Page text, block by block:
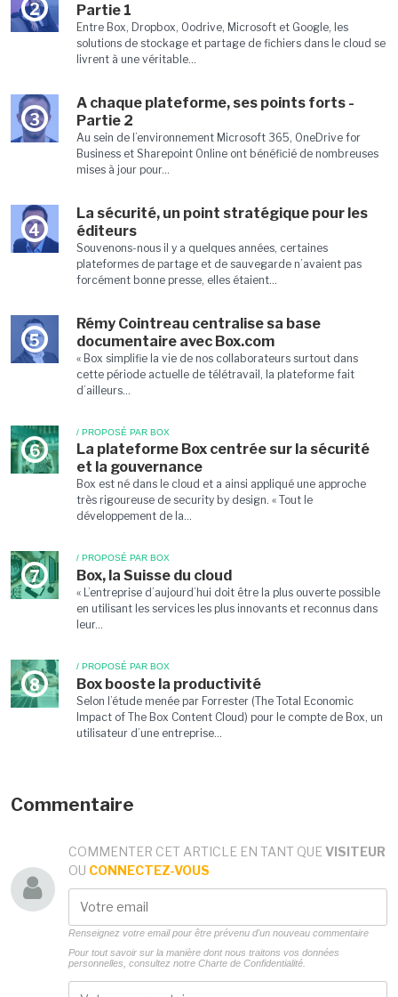
2
Partie 1
Entre Box, Dropbox, Oodrive, Microsoft et Google, les
solutions de stockage et partage de fichiers dans le cloud se
livrent à une véritable...
3
A chaque plateforme, ses points forts -
Partie 2
Au sein de l’environnement Microsoft 365, OneDrive for
Business et Sharepoint Online ont bénéficié de nombreuses
mises à jour pour...
4
La sécurité, un point stratégique pour les
éditeurs
Souvenons-nous il y a quelques années, certaines
plateformes de partage et de sauvegarde n’avaient pas
forcément bonne presse, elles étaient...
5
Rémy Cointreau centralise sa base
documentaire avec Box.com
« Box simplifie la vie de nos collaborateurs surtout dans
cette période actuelle de télétravail, la plateforme fait
d’ailleurs...
6
/ PROPOSÉ PAR BOX
La plateforme Box centrée sur la sécurité
et la gouvernance
Box est né dans le cloud et a ainsi appliqué une approche
très rigoureuse de security by design. « Tout le
développement de la...
7
/ PROPOSÉ PAR BOX
Box, la Suisse du cloud
« L’entreprise d’aujourd’hui doit être la plus ouverte possible
en utilisant les services les plus innovants et reconnus dans
leur...
8
/ PROPOSÉ PAR BOX
Box booste la productivité
Selon l’étude menée par Forrester (The Total Economic
Impact of The Box Content Cloud) pour le compte de Box, un
utilisateur d’une entreprise...
Commentaire
COMMENTER CET ARTICLE EN TANT QUE VISITEUR
OU CONNECTEZ-VOUS
Renseignez votre email pour être prévenu d'un nouveau commentaire
Pour tout savoir sur la manière dont nous traitons vos données
personnelles, consultez notre Charte de Confidentialité.